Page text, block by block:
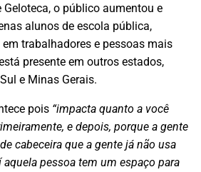
Geloteca, o público aumentou e
alunos de escola pública,
trabalhadores e pessoas mais
presente em outros estados,
e Minas Gerais.
pois “impacta quanto a você
e depois, porque a gente
cabeceira que a gente já não usa
aquela pessoa tem um espaço para